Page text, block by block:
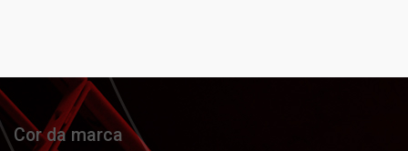
Cor da marca